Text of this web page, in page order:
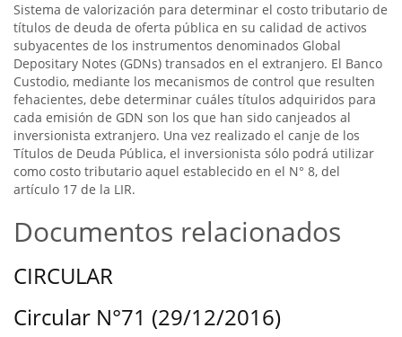
Sistema de valorización para determinar el costo tributario de
títulos de deuda de oferta pública en su calidad de activos
subyacentes de los instrumentos denominados Global
Depositary Notes (GDNs) transados en el extranjero. El Banco
Custodio, mediante los mecanismos de control que resulten
fehacientes, debe determinar cuáles títulos adquiridos para
cada emisión de GDN son los que han sido canjeados al
inversionista extranjero. Una vez realizado el canje de los
Títulos de Deuda Pública, el inversionista sólo podrá utilizar
como costo tributario aquel establecido en el N° 8, del
artículo 17 de la LIR.
Documentos relacionados
CIRCULAR
Circular N°71 (29/12/2016)